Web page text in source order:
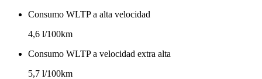
Consumo WLTP a alta velocidad
4,6 l/100km
Consumo WLTP a velocidad extra alta
5,7 l/100km